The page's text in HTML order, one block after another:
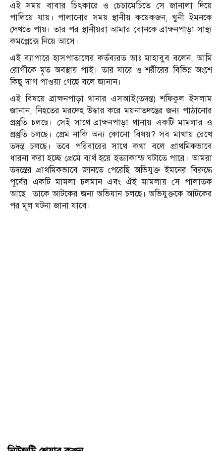
এই সময় বাবার চিৎকারে ও চেচামেচিতে সে জানালা দিয়ে
পালিয়ে যায়। পালানোর সময় স্থানীয় কয়েকজন, খুনী ইমনকে
দেখতে পায়। তার পর স্থানীয়রা আমার বোনকে ব্রাক্ষনপাড়া সাস্থ্য
কমপ্লেক্সে নিয়ে আসে।
এই ব্যাপারে হাসপাতালের কর্তব্যরত ডাঃ মাহাবুব বলেন, আমি
রোগীকে মৃত অবস্থায় পাই। তার ঘারে ও শরীরের বিভিন্ন অংশে
কিছু দাগ পাওয়া গেছে বলে জানান।
এই বিষয়ে ব্রাক্ষনপাড়া থানার এসআই(তদন্ত) শফিকুল ইসলাম
জানান, নিহতের মরদেহ উদ্ধার করে ময়নাতদন্তের জন্য পাঠানোর
প্রস্তুতি চলছে। সেই সাথে ব্রাক্ষনপাড়া থানায় একটি মামলার ও
প্রস্তুতি চলছে। প্রেম নাকি অন্য কোনো বিষয়? সব মাথায় রেখে
তদন্ত চলছে। তবে পরিবারের সাথে কথা বলে প্রাথমিকভাবে
ধারনা করা হচ্ছে প্রেমে ব্যর্থ হয়ে হত্যাকান্ড ঘটাতে পারে। আমরা
তদন্তের প্রাথমিকভাবে জানতে পেরেছি অভিযুক্ত ইমনের বিরুদ্ধে
পূর্বের একটি মামলা চলমান এবং ঐই মামলায় সে পালাতক
আছে। তাকে আটকের জন্য অভিযান চলছে। অভিযুক্তকে আটকের
পর মূল ঘটনা জানা যাবে।